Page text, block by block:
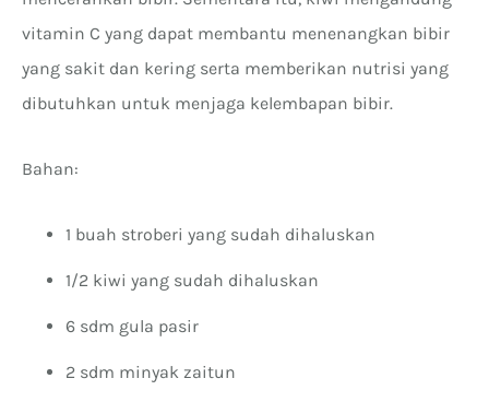
vitamin C yang dapat membantu menenangkan bibir
yang sakit dan kering serta memberikan nutrisi yang
dibutuhkan untuk menjaga kelembapan bibir.
Bahan:
1 buah stroberi yang sudah dihaluskan
1/2 kiwi yang sudah dihaluskan
6 sdm gula pasir
2 sdm minyak zaitun